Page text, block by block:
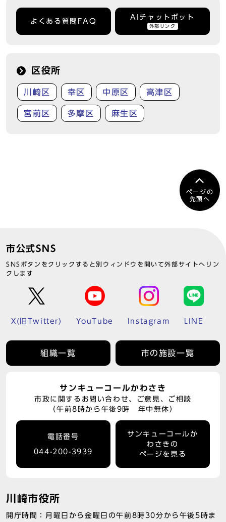
よくある質問FAQ
AIチャットボット
外部リンク
区役所
川崎区 幸区 中原区 高津区
宮前区 多摩区 麻生区
ページの
先頭へ
市公式SNS
SNSボタンをクリックすると別ウィンドウを開いて外部サイトへリン
クします
X(旧Twitter) YouTube Instagram LINE
組織一覧 市の施設一覧
サンキューコールかわさき
市政に関するお問い合わせ、ご意見、ご相談
（午前8時から午後9時 年中無休）
電話番号
044-200-3939
サンキューコールか
わさきの
ページを見る
川崎市役所
開庁時間：月曜日から金曜日の午前8時30分から午後5時ま